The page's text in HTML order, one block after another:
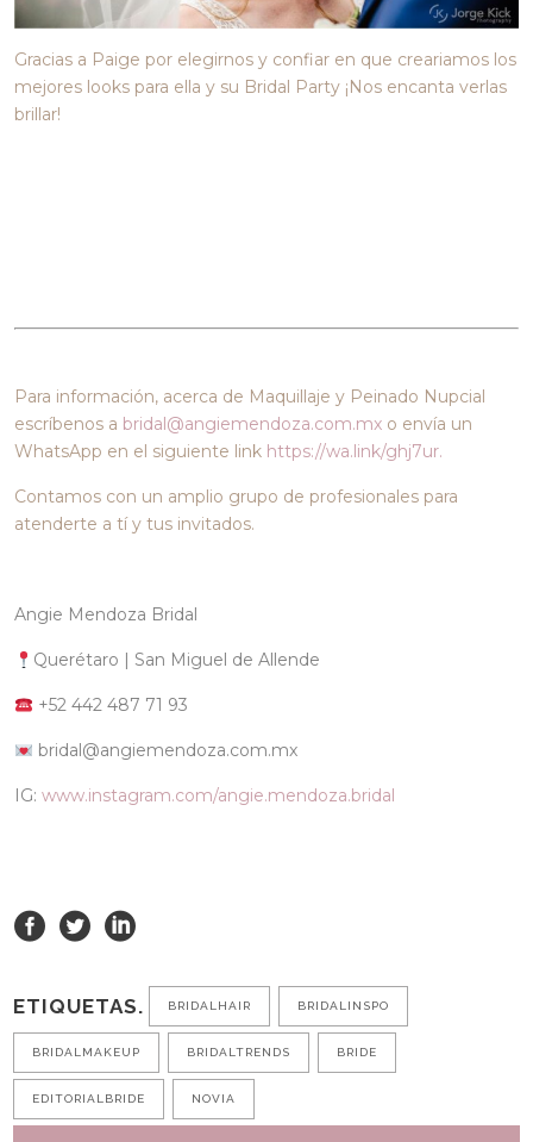
Gracias a Paige por elegirnos y confiar en que creariamos los
mejores looks para ella y su Bridal Party ¡Nos encanta verlas
brillar!
Para información, acerca de Maquillaje y Peinado Nupcial
escríbenos a bridal@angiemendoza.com.mx o envía un
WhatsApp en el siguiente link https://wa.link/ghj7ur.
Contamos con un amplio grupo de profesionales para
atenderte a tí y tus invitados.
Angie Mendoza Bridal
Querétaro | San Miguel de Allende
+52 442 487 71 93
bridal@angiemendoza.com.mx
IG:www.instagram.com/angie.mendoza.bridal
ETIQUETAS. BRIDALHAIR BRIDALINSPO
BRIDALMAKEUP BRIDALTRENDS BRIDE
EDITORIALBRIDE NOVIA